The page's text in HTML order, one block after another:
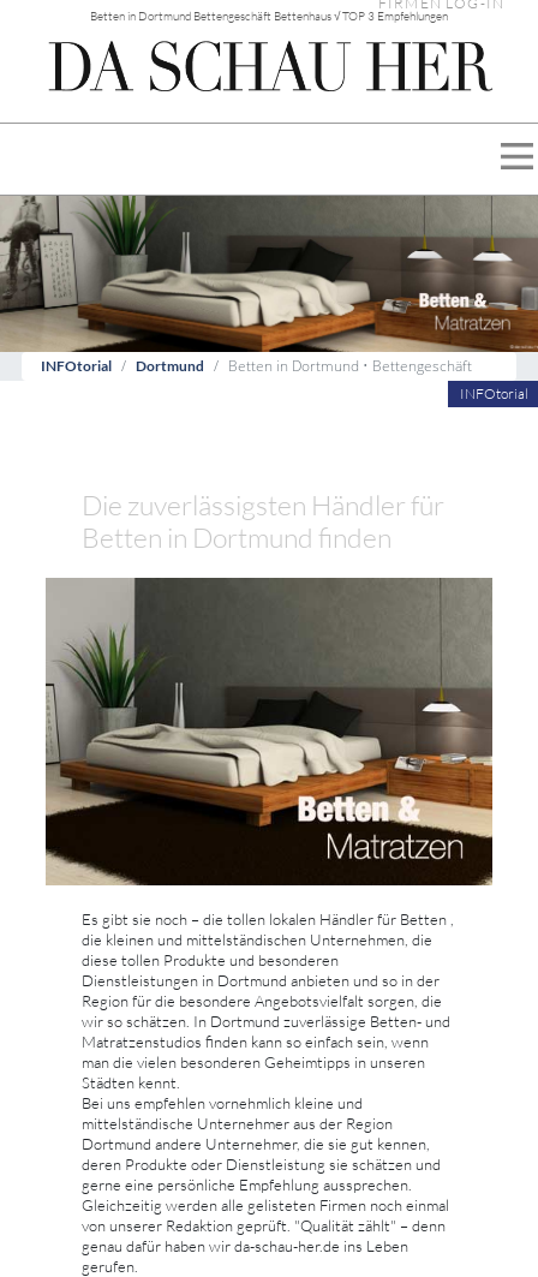
Betten in Dortmund Bettengeschäft Bettenhaus √ TOP 3 Empfehlungen
INFOtorial Dortmund
Betten in Dortmund • Bettengeschäft
INFOtorial
Die zuverlässigsten Händler für
Betten in Dortmund finden
Es gibt sie noch – die tollen lokalen Händler für Betten ,
die kleinen und mittelständischen Unternehmen, die
diese tollen Produkte und besonderen
Dienstleistungen in Dortmund anbieten und so in der
Region für die besondere Angebotsvielfalt sorgen, die
wir so schätzen. In Dortmund zuverlässige Betten- und
Matratzenstudios finden kann so einfach sein, wenn
man die vielen besonderen Geheimtipps in unseren
Städten kennt.
Bei uns empfehlen vornehmlich kleine und
mittelständische Unternehmer aus der Region
Dortmund andere Unternehmer, die sie gut kennen,
deren Produkte oder Dienstleistung sie schätzen und
gerne eine persönliche Empfehlung aussprechen.
Gleichzeitig werden alle gelisteten Firmen noch einmal
von unserer Redaktion geprüft. "Qualität zählt" – denn
genau dafür haben wir da-schau-her.de ins Leben
gerufen.